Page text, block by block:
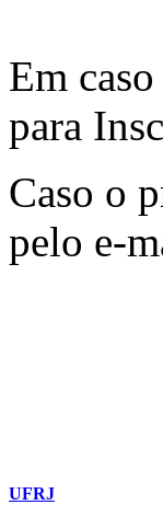
Em
para
Caso o
pelo e-
UFRJ